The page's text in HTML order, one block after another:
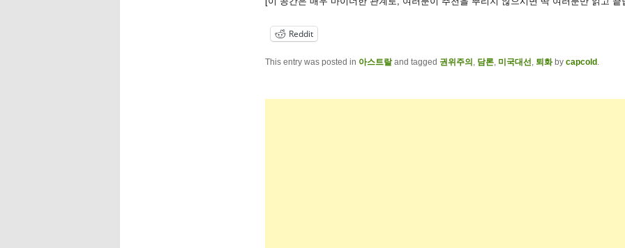
Reddit
This entry was posted in 아스트랄and tagged 권위주의 담론, 미국대선 퇴화by capcold.